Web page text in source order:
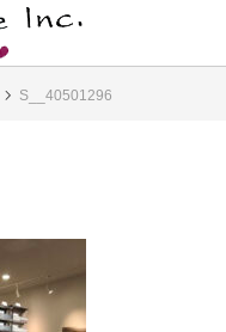
S__40501296